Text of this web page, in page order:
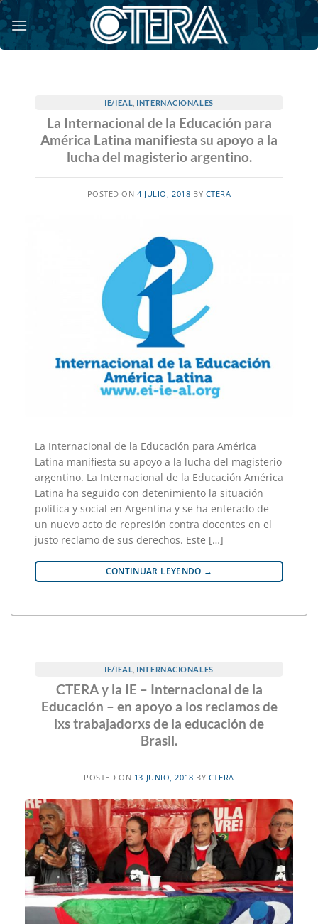
Saltar
al
contenido
IE/IEAL INTERNACIONALES
La Internacional de la Educación para
América Latina manifiesta su apoyo a la
lucha del magisterio argentino.
POSTED ON4 JULIO, 2018 BY CTERA
La Internacional de la Educación para América
Latina manifiesta su apoyo a la lucha del magisterio
argentino. La Internacional de la Educación América
Latina ha seguido con detenimiento la situación
política y social en Argentina y se ha enterado de
un nuevo acto de represión contra docentes en el
justo reclamo de sus derechos. Este […]
CONTINUAR LEYENDO →
IE/IEAL INTERNACIONALES
CTERA y la IE – Internacional de la
Educación – en apoyo a los reclamos de
lxs trabajadorxs de la educación de
Brasil.
POSTED ON 13 JUNIO, 2018 BY CTERA